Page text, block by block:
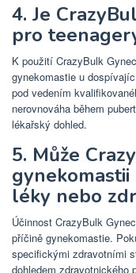
4. Je
pro
K použití CrazyBulk
gynekomastie u
pod vedením
nerovnováha během
lékařský dohled.
5. Může
léky nebo
Účinnost CrazyBulk
příčině gynekomastie.
specifickými zdravotními
dohledem zdravotnického